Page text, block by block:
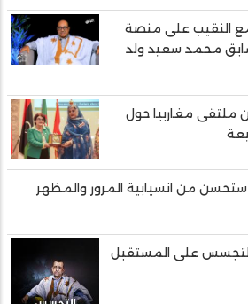
مع النقيب على منصة
محمد سعيد ولد
ملتقى مغاربيا حول
ستحسن من انسيابية المرور والمظهر
التجسس على المستقبل